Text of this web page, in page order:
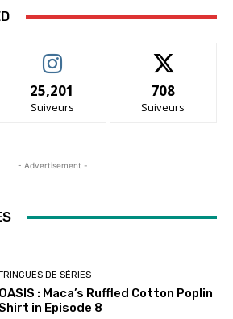
25,201
Suiveurs
708
Suiveurs
- Advertisement -
FRINGUES DE SÉRIES
OASIS : Maca’s Ruffled Cotton Poplin
in Episode 8